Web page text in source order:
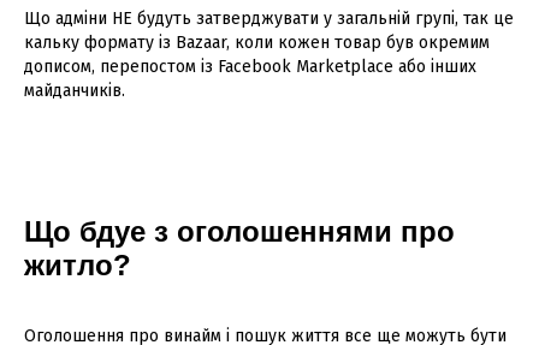
Що адміни НЕ будуть затверджувати у загальній групі, так це
кальку формату із Bazaar, коли кожен товар був окремим
дописом, перепостом із Facebook Marketplace або інших
майданчиків.
Що бдуе з оголошеннями про
житло?
Оголошення про винайм і пошук життя все ще можуть бути